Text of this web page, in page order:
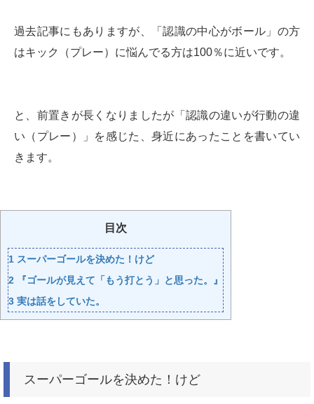
過去記事にもありますが、「認識の中心がボール」の方
はキック（プレー）に悩んでる方は100％に近いです。
と、前置きが長くなりましたが「認識の違いが行動の違
い（プレー）」を感じた、身近にあったことを書いてい
きます。
目次
1 スーパーゴールを決めた！けど
2 『ゴールが見えて「もう打とう」と思った。』
3 実は話をしていた。
スーパーゴールを決めた！けど